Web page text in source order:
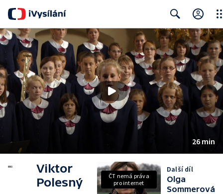
Search
26 min
Viktor
Polesný
ČT nemá práva
pro internet
Další díl
Olga
Sommerová